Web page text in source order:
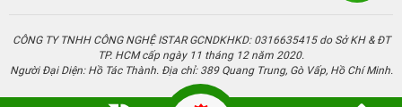
CÔNG TY TNHH CÔNG NGHỆ ISTAR GCNDKHKD: 0316635415 do Sở KH & ĐT
TP. HCM cấp ngày 11 tháng 12 năm 2020.
Người Đại Diện: Hồ Tác Thành. Địa chỉ: 389 Quang Trung, Gò Vấp, Hồ Chí Minh.